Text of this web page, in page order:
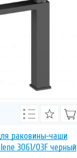
раковины-чаши
3061/03F черный